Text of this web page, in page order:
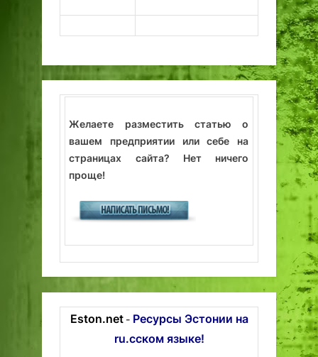
Желаете разместить статью о
вашем предприятии или себе на
страницах сайта? Нет ничего
проще!
Eston.net- Ресурсы Эстонии на
ru.сском языке!